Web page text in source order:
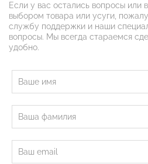
Если у вас остались вопросы или
выбором товара или усуги,
службу поддержки и наши
вопросы. Мы всегда стараемся
удобно.